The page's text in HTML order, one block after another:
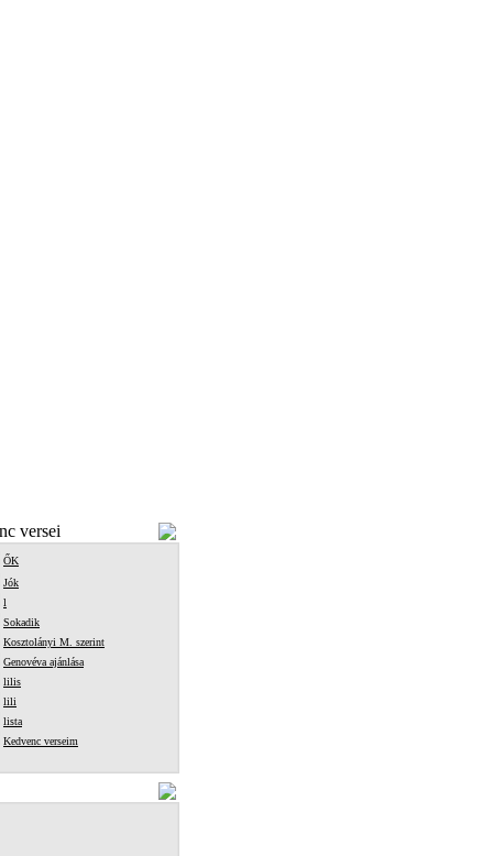
versei
ŐK
Jók
l
Sokadik
Kosztolányi M. szerint
Genovéva ajánlása
lilis
lili
lista
Kedvenc verseim